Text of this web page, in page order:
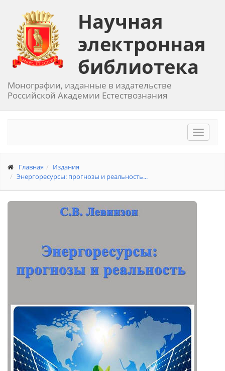
Научная
электронная
библиотека
Монографии, изданные в издательстве
Российской Академии Естествознания
Toggle
Главная
Издания
Энергоресурсы: прогнозы и реальность...